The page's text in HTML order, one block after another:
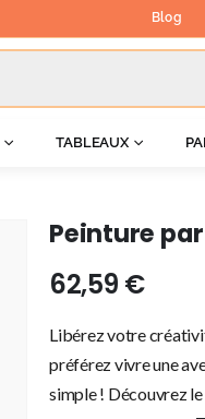
Blog
TABLEAUX
Peinture
62,59 €
Libérez votre
préférez vivre une
simple ! Découvrez